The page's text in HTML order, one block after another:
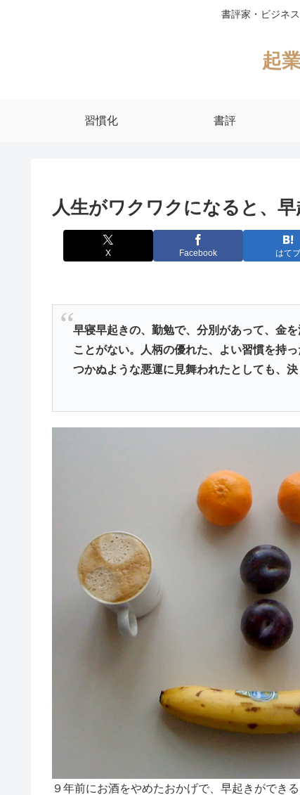
書評家・ビジネ
起
習慣化 書評
人生がワクワクになると、
X Facebook はてブ
早寝早起きの、勤勉で、分別があって、金
ことがない。人柄の優れた、よい習慣を持
つかぬような悪運に見舞われたとしても、
９年前にお酒をやめたおかげで、早起きができ